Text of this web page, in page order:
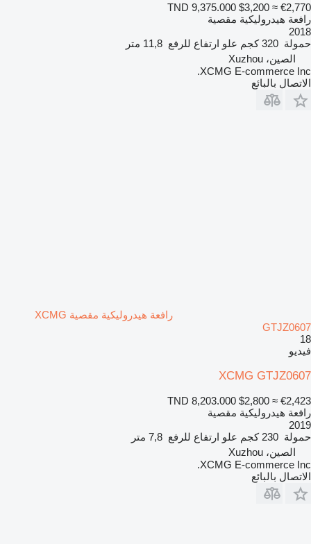
TND 9,375.000 $3,200 ≈ €2,770
رافعة هيدروليكية مقصية
2018
حمولة 320 كجم علو ارتفاع للرفع 11,8 متر
الصين، Xuzhou
XCMG E-commerce Inc.
الاتصال بالبائع
رافعة هيدروليكية مقصية XCMG
GTJZ0607
18
فيديو
XCMG GTJZ0607
TND 8,203.000 $2,800 ≈ €2,423
رافعة هيدروليكية مقصية
2019
حمولة 230 كجم علو ارتفاع للرفع 7,8 متر
الصين، Xuzhou
XCMG E-commerce Inc.
الاتصال بالبائع